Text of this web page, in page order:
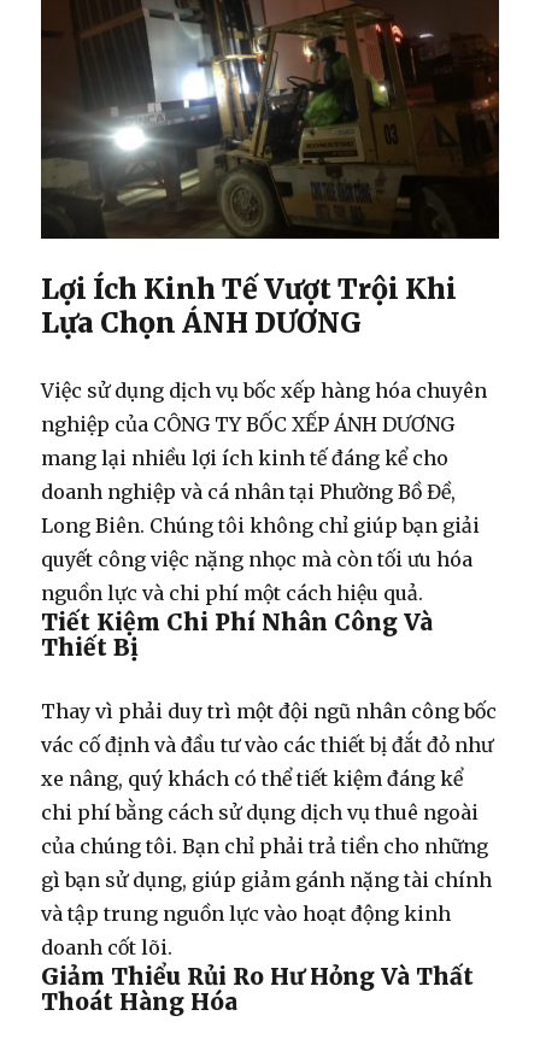
Lợi Ích Kinh Tế Vượt Trội Khi
Lựa Chọn ÁNH DƯƠNG
Việc sử dụng dịch vụ bốc xếp hàng hóa chuyên
nghiệp của CÔNG TY BỐC XẾP ÁNH DƯƠNG
mang lại nhiều lợi ích kinh tế đáng kể cho
doanh nghiệp và cá nhân tại Phường Bồ Đề,
Long Biên. Chúng tôi không chỉ giúp bạn giải
quyết công việc nặng nhọc mà còn tối ưu hóa
nguồn lực và chi phí một cách hiệu quả.
Tiết Kiệm Chi Phí Nhân Công Và
Thiết Bị
Thay vì phải duy trì một đội ngũ nhân côngbốc
vác cố định và đầu tư vào các thiết bị đắt đỏ như
xe nâng, quý khách có thể tiết kiệm đáng kể
chi phí bằng cách sử dụng dịch vụ thuê ngoài
của chúng tôi. Bạn chỉ phải trả tiền cho những
gì bạn sử dụng, giúp giảm gánh nặng tài chính
và tập trung nguồn lực vào hoạt động kinh
doanh cốt lõi.
Giảm Thiểu Rủi Ro Hư Hỏng Và Thất
Thoát Hàng Hóa